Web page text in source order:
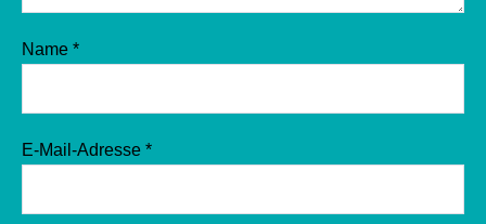
Name *
E-Mail-Adresse *